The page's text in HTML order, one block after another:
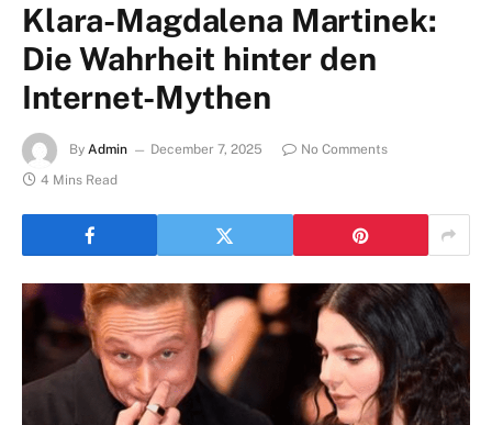
Klara-Magdalena Martinek:
Die Wahrheit hinter den
Internet-Mythen
By Admin December 7, 2025
No Comments
4 Mins Read